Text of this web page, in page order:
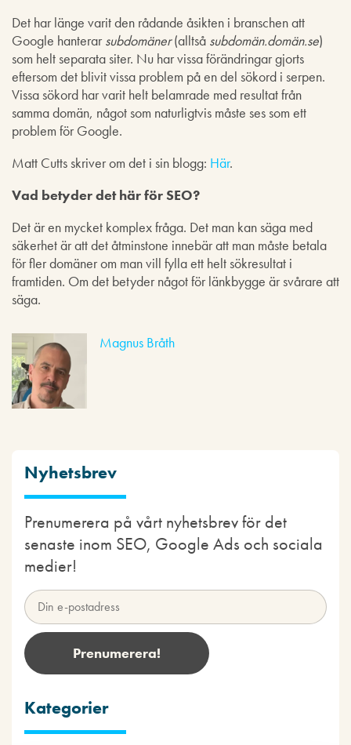
Det har länge varit den rådande åsikten i branschen att
Google hanterar subdomäner(alltså subdomän.domän.se)
som helt separata siter. Nu har vissa förändringar gjorts
eftersom det blivit vissa problem på en del sökord i serpen.
Vissa sökord har varit helt belamrade med resultat från
samma domän, något som naturligtvis måste ses som ett
problem för Google.
Matt Cutts skriver om det i sin blogg: Här.
Vad betyder det här för SEO?
Det är en mycket komplex fråga. Det man kan säga med
säkerhet är att det åtminstone innebär att man måste betala
för fler domäner om man vill fylla ett helt sökresultat i
framtiden. Om det betyder något för länkbygge är svårare att
säga.
Magnus Bråth
Nyhetsbrev
Prenumerera på vårt nyhetsbrev för det
senaste inom SEO, Google Ads och sociala
medier!
Kategorier